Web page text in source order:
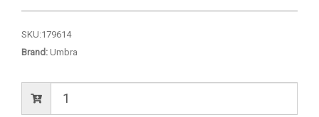
SKU:179614
Brand: Umbra